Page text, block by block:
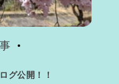
グ公開！！